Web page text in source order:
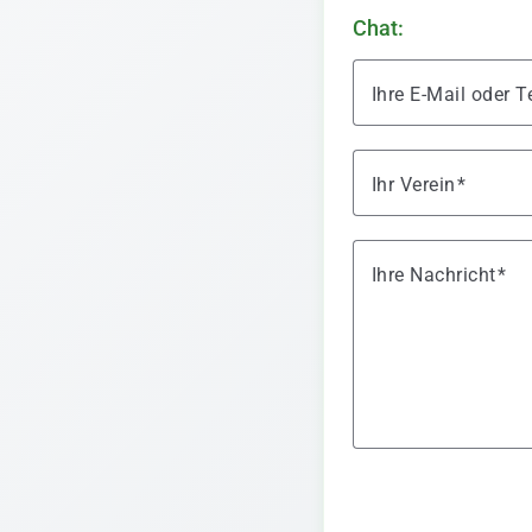
Chat:
Ihre E-Mail oder
Ihr Verein
Ihre Nachricht